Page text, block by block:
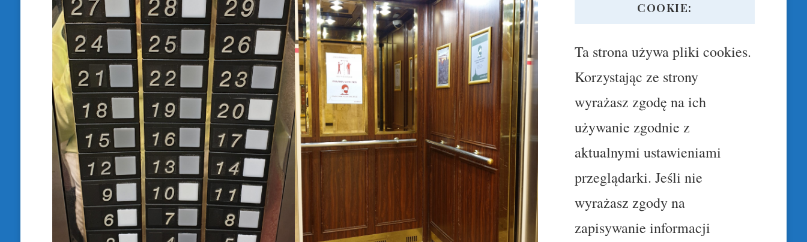
COOKIE:
Ta strona używa pliki cookies.
Korzystając ze strony
wyrażasz zgodę na ich
używanie zgodnie z
aktualnymi ustawieniami
przeglądarki. Jeśli nie
wyrażasz zgody na
zapisywanie informacji